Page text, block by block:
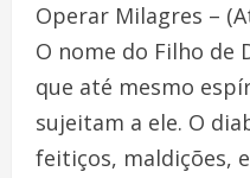
Operar Milagres –
O nome do Filho de
que até mesmo
sujeitam a ele. O
feitiços, maldições,